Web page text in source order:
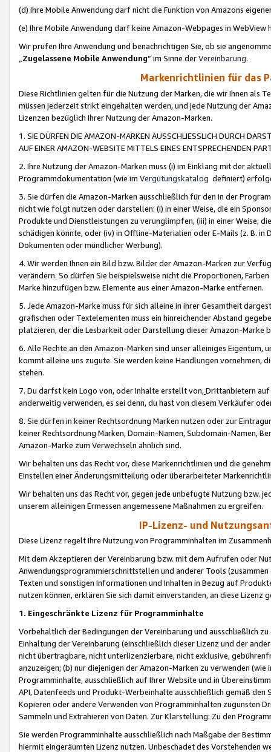
(d) Ihre Mobile Anwendung darf nicht die Funktion von Amazons
(e) Ihre Mobile Anwendung darf keine Amazon-Webpages in WebView
Wir prüfen Ihre Anwendung und benachrichtigen Sie, ob sie
„Zugelassene Mobile Anwendung“ im Sinne derVereinbarung.
Markenrichtlinien für das
Diese Richtlinien gelten für die Nutzung der Marken, die wir Ihnen als
müssen jederzeit strikt eingehalten werden, und jede Nutzung der
Lizenzen bezüglich Ihrer Nutzung der Amazon-Marken.
1. SIE DÜRFEN DIE AMAZON-MARKEN AUSSCHLIESSLICH DURCH
AUF EINER AMAZON-WEBSITE MITTELS EINES ENTSPRECHENDEN
2. Ihre Nutzung der Amazon-Marken muss (i) im Einklang mit der
Programmdokumentation (wie im Vergütungskatalog definiert)
3. Sie dürfen die Amazon-Marken ausschließlich für den in der
nicht wie folgt nutzen oder darstellen: (i) in einer Weise, die ein
Produkte und Dienstleistungen zu verunglimpfen, (iii) in einer Weise,
schädigen könnte, oder (iv) in Offline-Materialien oder E-Mails (z. B. in
Dokumenten oder mündlicher Werbung).
4. Wir werden Ihnen ein Bild bzw. Bilder der Amazon-Marken zur
verändern. So dürfen Sie beispielsweise nicht die Proportionen,
Marke hinzufügen bzw. Elemente aus einer Amazon-Marke entfernen.
5. Jede Amazon-Marke muss für sich alleine in ihrer Gesamtheit
grafischen oder Textelementen muss ein hinreichender Abstand
platzieren, der die Lesbarkeit oder Darstellung dieser Amazon-Marke
6. Alle Rechte an den Amazon-Marken sind unser alleiniges
kommt alleine uns zugute. Sie werden keine Handlungen vornehmen,
stehen.
7. Du darfst kein Logo von, oder Inhalte erstellt von,Drittanbietern auf
anderweitig verwenden, es sei denn, du hast von diesem Verkäufer
8. Sie dürfen in keiner Rechtsordnung Marken nutzen oder zur
keiner Rechtsordnung Marken, Domain-Namen, Subdomain-Namen,
Amazon-Marke zum Verwechseln ähnlich sind.
Wir behalten uns das Recht vor, diese Markenrichtlinien und die
Einstellen einer Änderungsmitteilung oder überarbeiteter
Wir behalten uns das Recht vor, gegen jede unbefugte Nutzung bzw.
unserem alleinigen Ermessen angemessene Maßnahmen zu ergreifen.
IP-Lizenz- und
Diese Lizenz regelt Ihre Nutzung von Programminhalten im
Mit dem Akzeptieren der Vereinbarung bzw. mit dem Aufrufen oder
Anwendungsprogrammierschnittstellen und anderer Tools (zusammen
Texten und sonstigen Informationen und Inhalten in Bezug auf
nutzen können, erklären Sie sich damit einverstanden, an diese Lizenz
1. Eingeschränkte Lizenz für Programminhalte
Vorbehaltlich der Bedingungen der Vereinbarung und ausschließlich
Einhaltung der Vereinbarung (einschließlich dieser Lizenz und der
nicht übertragbare, nicht unterlizenzierbare, nicht exklusive,
anzuzeigen; (b) nur diejenigen der Amazon-Marken zu verwenden
Programminhalte, ausschließlich auf Ihrer Website und in
API, Datenfeeds und Produkt-Werbeinhalte ausschließlich gemäß
Kopieren oder andere Verwenden von Programminhalten zugunsten
Sammeln und Extrahieren von Daten. Zur Klarstellung: Zu den
Sie werden Programminhalte ausschließlich nach Maßgabe der
hiermit eingeräumten Lizenz nutzen. Unbeschadet des Vorstehenden